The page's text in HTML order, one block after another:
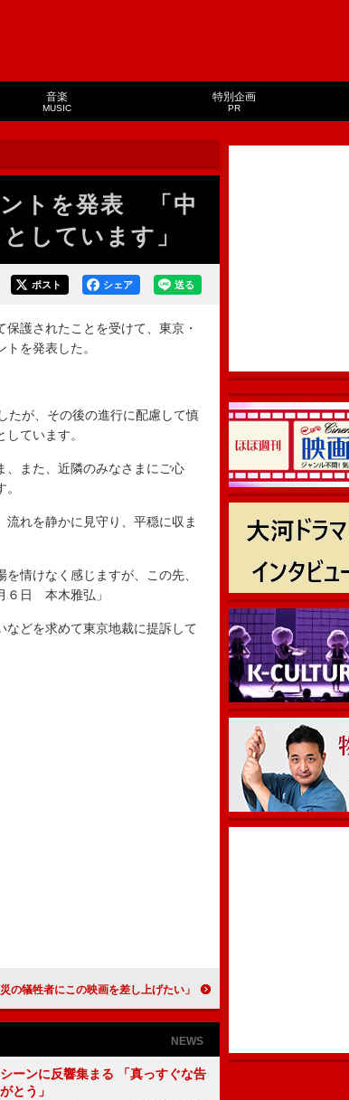
音楽
MUSIC
特別企画
PR
ントを発表 「中
しています」
送る
シェア
ポスト
護されたことを受けて、東京・
を発表した。
たが、その後の進行に配慮して慎
ています。
また、近隣のみなさまにご心
れを静かに見守り、平穏に収ま
情けなく感じますが、この先、
６日 本木雅弘」
どを求めて東京地裁に提訴して
リル・ストリープが来日 「震災の犠牲者にこの映画を差し上げたい」
NEWS
ーンに反響集まる 「真っすぐな告
とう」